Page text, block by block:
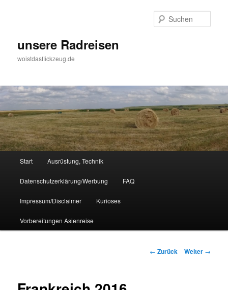
unsere Radreisen
woistdasflickzeug.de
Start Ausrüstung, Technik
Datenschutzerklärung/Werbung FAQ
Impressum/Disclaimer Kurioses
Vorbereitungen Asienreise
Beitrags-
← Zurück Weiter →